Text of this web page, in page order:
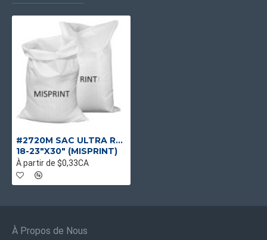
CONSTRUCTION RÉNOVATION | SACS SABLE ET
DÉBRIS CHANTIER,Liquidation et Promotions
#2720M SAC ULTRA RÉSISTANT EN POLYPROPYLÈNE POUR DÉCHETS DE CONSTRUCTION ET RÉNOVATION
18-23"X30" (MISPRINT)
À partir de $0,33CA
À Propos de Nous